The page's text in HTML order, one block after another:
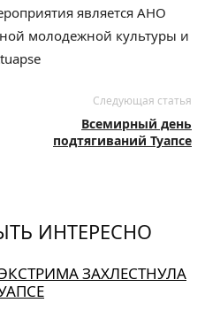
является АНО
молодежной культуры и
Следующая статья
Всемирный день
подтягиваний Туапсе
ИНТЕРЕСНО
ЗАХЛЕСТНУЛА